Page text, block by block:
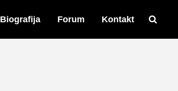
Biografija Forum Kontakt